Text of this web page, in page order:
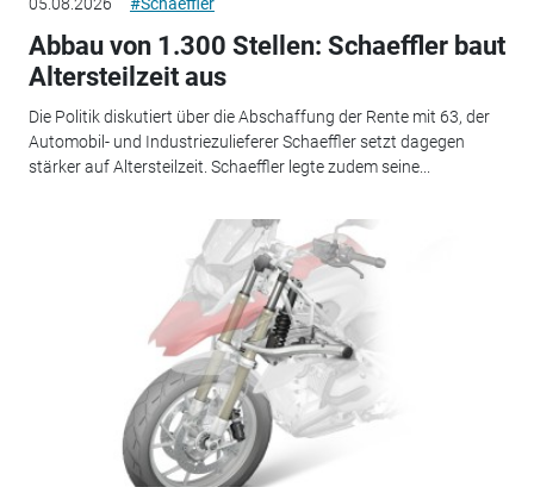
Abbau von 1.300 Stellen: Schaeffler baut
Altersteilzeit aus
Die Politik diskutiert über die Abschaffung der Rente mit 63, der
Automobil- und Industriezulieferer Schaeffler setzt dagegen
stärker auf Altersteilzeit. Schaeffler legte zudem seine...